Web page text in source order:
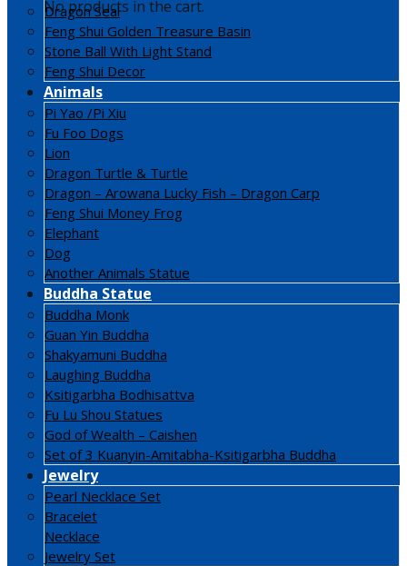
No products in the cart.
Dragon Seal
Feng Shui Golden Treasure Basin
Stone Ball With Light Stand
Feng Shui Decor
Animals
Pi Yao /Pi Xiu
Fu Foo Dogs
Lion
Dragon Turtle & Turtle
Dragon – Arowana Lucky Fish – Dragon Carp
Feng Shui Money Frog
Elephant
Dog
Another Animals Statue
Buddha Statue
Buddha Monk
Guan Yin Buddha
Shakyamuni Buddha
Laughing Buddha
Ksitigarbha Bodhisattva
Fu Lu Shou Statues
God of Wealth – Caishen
Set of 3 Kuanyin-Amitabha-Ksitigarbha Buddha
Jewelry
Pearl Necklace Set
Bracelet
Necklace
Jewelry Set